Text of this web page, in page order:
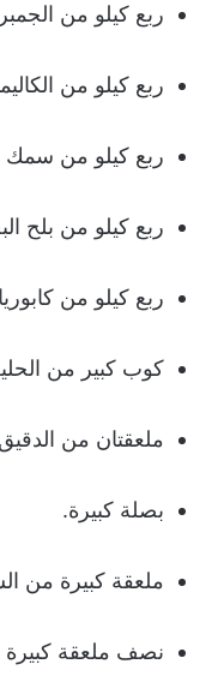
ربع كيلو من
ربع كيلو من
ربع كيلو من سمك
ربع كيلو من بلح
ربع كيلو من
كوب كبير من
ملعقتان من
بصلة كبيرة.
ملعقة كبيرة من
نصف ملعقة